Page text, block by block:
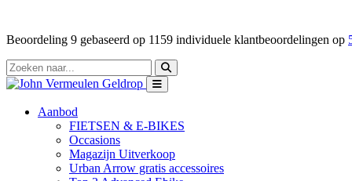
Beoordeling 9 gebaseerd op 1159 individuele klantbeoordelingen op
Aanbod
FIETSEN & E-BIKES
Occasions
Magazijn Uitverkoop
Urban Arrow gratis accessoires